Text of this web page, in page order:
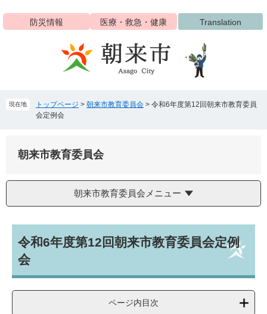
ジ
ュ
防災情報 医療・救急・健康 Translation
現在地 トップページ > 朝来市教育委員会 > 令和6年度第12回朝来市教育委員
会定例会
朝来市教育委員会
朝来市教育委員会メニュー
文令和6年度第12回朝来市教育委員会定例
会
ページ内目次